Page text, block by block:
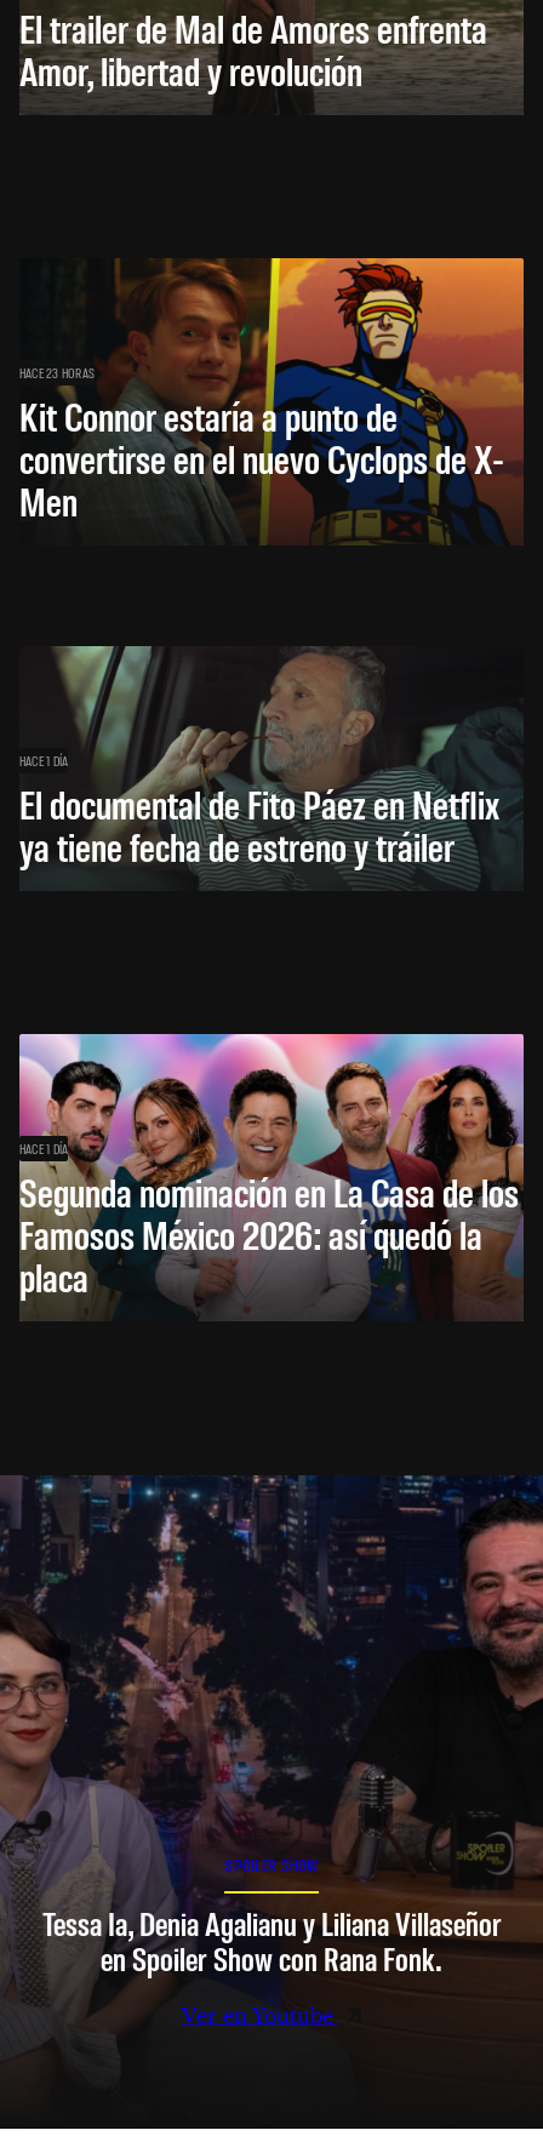
El trailer de Mal de Amores enfrenta
Amor, libertad y revolución
HACE 23 HORAS
Kit Connor estaría a punto de
convertirse en el nuevo Cyclops de X-
Men
HACE 1 DÍA
El documental de Fito Páez en Netflix
ya tiene fecha de estreno y tráiler
HACE 1 DÍA
Segunda nominación en La Casa de los
Famosos México 2026: así quedó la
placa
SPOILER SHOW
Tessa Ia, Denia Agalianu y Liliana Villaseñor
en Spoiler Show con Rana Fonk.
Ver en Youtube